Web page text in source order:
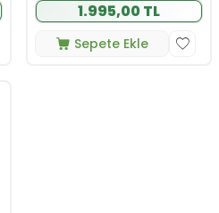
1.995,00 TL
Sepete Ekle